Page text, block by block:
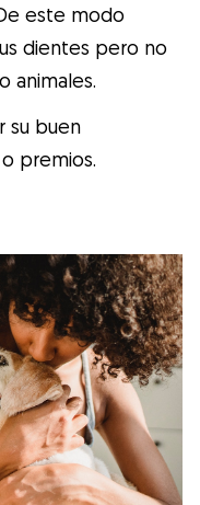
este modo
dientes pero no
animales.
su buen
premios.